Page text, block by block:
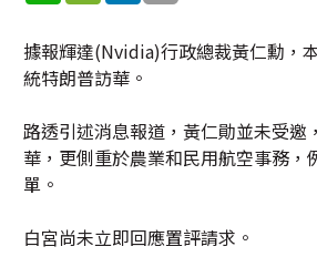
據報輝達(Nvidia)行政總裁黃仁勳，
統特朗普訪華。
路透引述消息報道，黃仁勛並未受邀
華，更側重於農業和民用航空事務，
單。
白宮尚未立即回應置評請求。